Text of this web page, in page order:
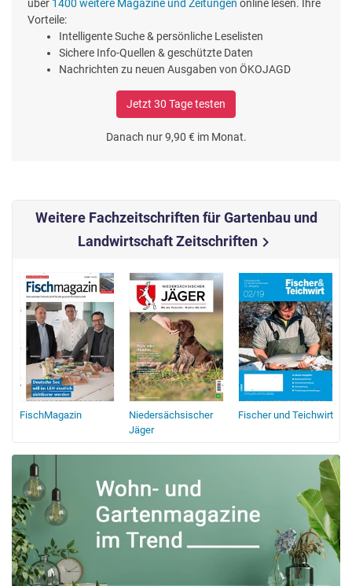
über 1400 weitere Magazine und Zeitungen online lesen. Ihre
Vorteile:
Intelligente Suche & persönliche Leselisten
Sichere Info-Quellen & geschützte Daten
Nachrichten zu neuen Ausgaben von ÖKOJAGD
Jetzt 30 Tage testen
Danach nur 9,90 € im Monat.
Weitere Fachzeitschriften für Gartenbau und
Landwirtschaft Zeitschriftenchevron_right
FischMagazin
Niedersächsischer
Jäger
Fischer und Teichwirt